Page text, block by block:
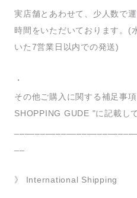
実店舗とあわせて、少人数で
時間をいただいております。(
いた7営業日以内での発送)
・
その他ご購入に関する補足事
SHOPPING GUDE "に記載し
》 International Shipping